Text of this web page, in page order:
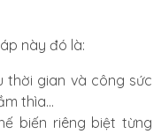
này đó là:
thời gian và công sức
thìa...
biến riêng biệt từng